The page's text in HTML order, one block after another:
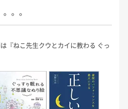
。。
『ねこ先生クウとカイに教わる ぐっ